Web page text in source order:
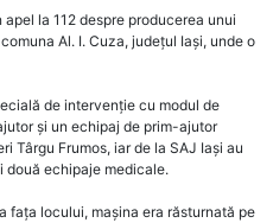
la 112 despre producerea unui
Al. I. Cuza, județul Iași, unde o
de intervenție cu modul de
și un echipaj de prim-ajutor
Târgu Frumos, iar de la SAJ Iași au
echipaje medicale.
fața locului, mașina era răsturnată pe